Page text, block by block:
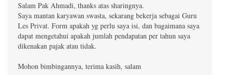
Salam Pak Ahmadi, thanks atas sharingnya.
Saya mantan karyawan swasta, sekarang bekerja sebagai Guru
Les Privat. Form apakah yg perlu saya isi, dan bagaimana saya
dapat mengetahui apakah jumlah pendapatan per tahun saya
dikenakan pajak atau tidak.
Mohon bimbingannya, terima kasih, salam